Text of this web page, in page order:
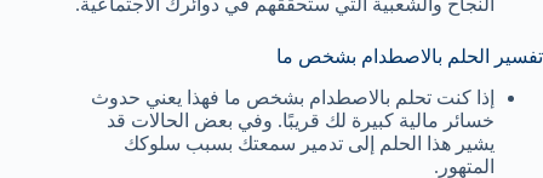
تفسير الحلم بالاصطدام بشخص ما
إذا كنت تحلم بالاصطدام بشخص ما فهذا يعني حدوث
خسائر مالية كبيرة لك قريبًا. وفي بعض الحالات قد
يشير هذا الحلم إلى تدمير سمعتك بسبب سلوكك
المتهور.